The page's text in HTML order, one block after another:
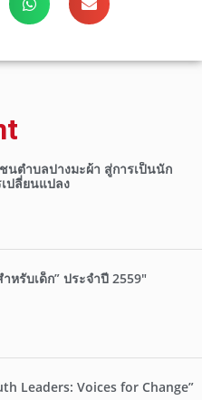
ชนตำบลปางมะผ้า สู่การเป็นนัก
ปลี่ยนแปลง
หรับเด็ก” ประจำปี 2559″
Leaders: Voices for Change”